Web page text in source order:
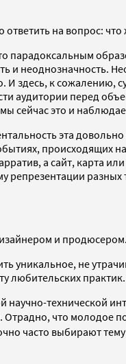
на вопрос:
парадоксальным
неоднозначность.
здесь, к сожалению,
аудитории перед
сейчас это и
эта
происходящих
а сайт, карта
и продюсером.
не
любительских практик.
технической
Отрадно, что молодое
часто выбирают